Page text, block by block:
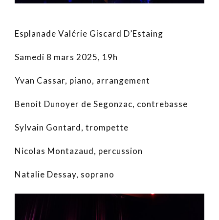
Esplanade Valérie Giscard D’Estaing
Samedi 8 mars 2025, 19h
Yvan Cassar, piano, arrangement
Benoit Dunoyer de Segonzac, contrebasse
Sylvain Gontard, trompette
Nicolas Montazaud, percussion
Natalie Dessay, soprano